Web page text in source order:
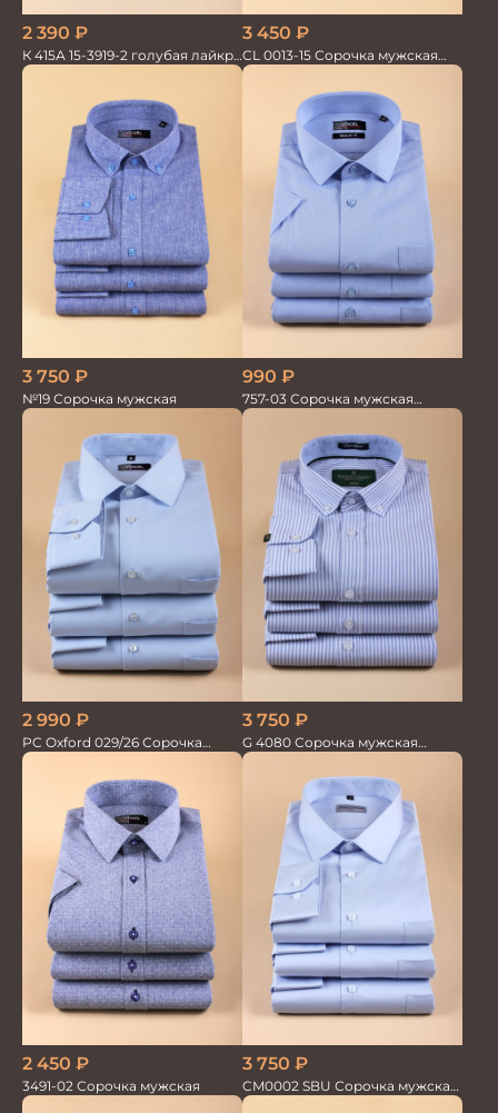
2 390 ₽
К 415А 15-3919-2 голубая лайкра
Сорочка мужская
3 450 ₽
CL 0013-15 Сорочка мужская
короткий рукав
3 750 ₽
№19 Сорочка мужская
990 ₽
757-03 Сорочка мужская
кор.рукав
2 990 ₽
PC Oxford 029/26 Сорочка
3 750 ₽
G 4080 Сорочка мужская
голубой
2 450 ₽
3491-02 Сорочка мужская
3 750 ₽
CM0002 SBU Сорочка мужская
голубая